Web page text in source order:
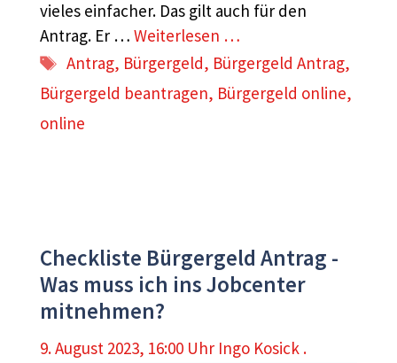
vieles einfacher. Das gilt auch für den
Antrag. Er … Weiterlesen …
Schlagwörter
Antrag, Bürgergeld, Bürgergeld Antrag,
Bürgergeld beantragen, Bürgergeld online,
online
Checkliste Bürgergeld Antrag -
Was muss ich ins Jobcenter
mitnehmen?
9. August 2023, 16:00 Uhr Ingo Kosick .